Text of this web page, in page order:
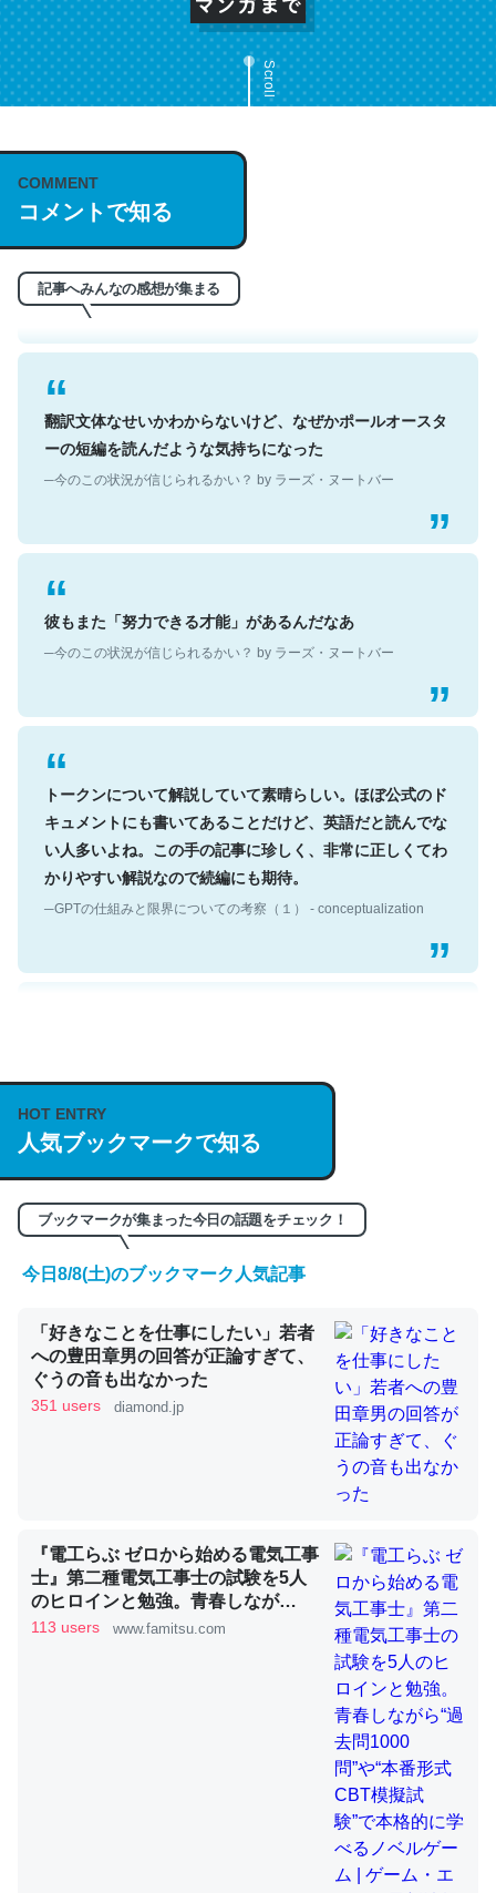
Scroll
COMMENT
コメントで知る
記事へみんなの感想が集まる
これは名文。彼はとてもクレバーなんだろうなと凄く思
う。英語少しでも読める人は原文もお勧め。自分はこの流
れ好き。Let’s Fucking Go. Then Covid hit. Shit.
─今のこの状況が信じられるかい？ by ラーズ・ヌートバー
翻訳文体なせいかわからないけど、なぜかポールオースタ
ーの短編を読んだような気持ちになった
彼もまた「努力できる才能」があるんだなあ
トークンについて解説していて素晴らしい。ほぼ公式のド
キュメントにも書いてあることだけど、英語だと読んでな
い人多いよね。この手の記事に珍しく、非常に正しくてわ
かりやすい解説なので続編にも期待。
https://isobe324649.hatenablog.com/entry/2023/03/27
/064121
─GPTの仕組みと限界についての考察（１） - conceptualization
くらい。小説でいう「ずっと前の伏線」は回収されないけ
ど、短期記憶というには多い分量。進化すればするほど分
かりやすく強くなりそう
─GPTの仕組みと限界についての考察（１） - conceptualization
昆虫ってカルシウム少ないのか。知らんかった。調べたら
コオロギのカルシウム分はエビの600分の1程度。
─ニュース :: 【研究発表】昆虫学の大問題＝「昆虫はなぜ海にいな
いのか」に関する新仮説
論文では「淡水はカルシウムも酸素も不足してて両方に不
利だから両方が拮抗してるのでは」とあって面白い。海に
いる鋏角類（カブトガニ・ウミグモ）はカルシウムを使わ
ずキチンを強化してる筈だが、酵素が違うのか？
─ニュース :: 【研究発表】昆虫学の大問題＝「昆虫はなぜ海にいな
HOT ENTRY
人気ブックマークで知る
ブックマークが集まった今日の話題をチェック！
今日8/8(土)のブックマーク人気記事
「好きなことを仕事にしたい」若者
への豊田章男の回答が正論すぎて、
ぐうの音も出なかった
351 users diamond.jp
『電工らぶ ゼロから始める電気工事
士』第二種電気工事士の試験を5人
のヒロインと勉強。青春しなが
ら“過去問1000問”や“本番形式CBT
113 users www.famitsu.com